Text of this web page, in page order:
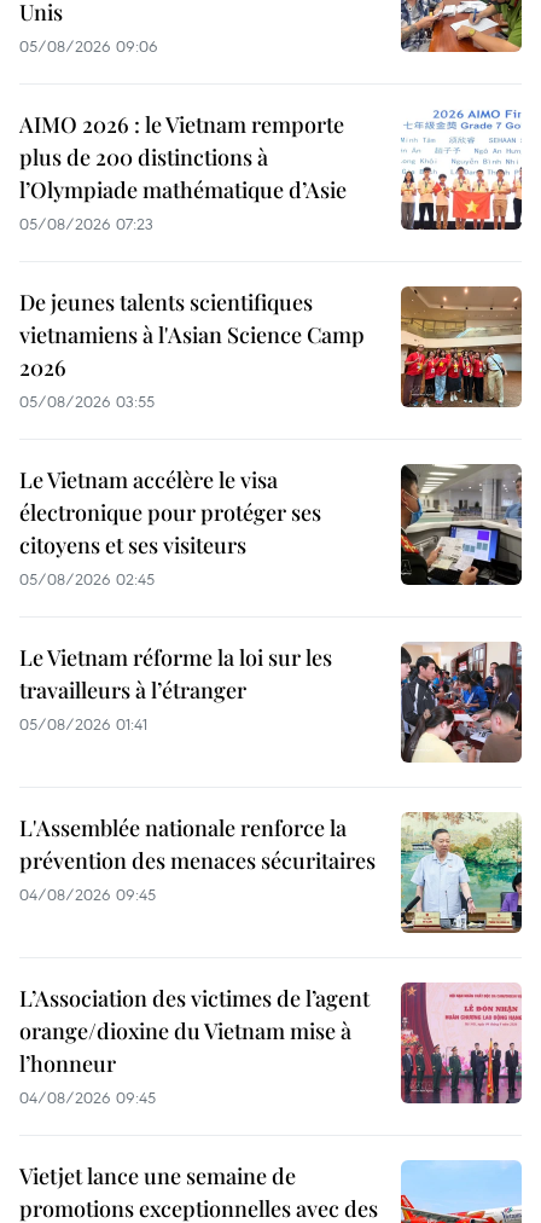
Unis
05/08/2026 09:06
AIMO 2026 : le Vietnam remporte
plus de 200 distinctions à
l’Olympiade mathématique d’Asie
05/08/2026 07:23
De jeunes talents scientifiques
vietnamiens à l'Asian Science Camp
2026
05/08/2026 03:55
Le Vietnam accélère le visa
électronique pour protéger ses
citoyens et ses visiteurs
05/08/2026 02:45
Le Vietnam réforme la loi sur les
travailleurs à l’étranger
05/08/2026 01:41
L'Assemblée nationale renforce la
prévention des menaces sécuritaires
04/08/2026 09:45
L’Association des victimes de l’agent
orange/dioxine du Vietnam mise à
l’honneur
04/08/2026 09:45
Vietjet lance une semaine de
promotions exceptionnelles avec des